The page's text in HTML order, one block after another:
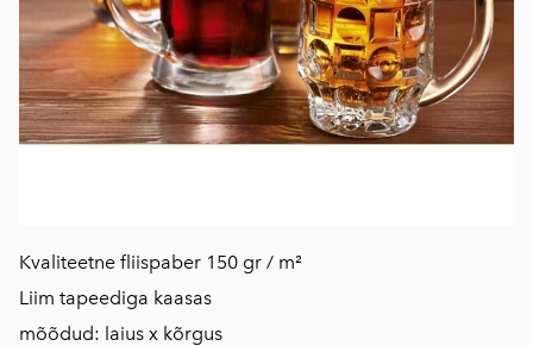
Kvaliteetne fliispaber 150 gr / m²
Liim tapeediga kaasas
mõõdud: laius x kõrgus